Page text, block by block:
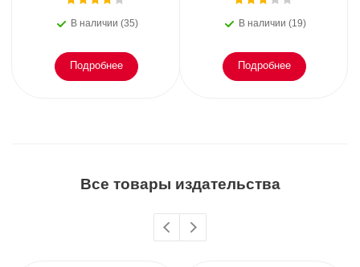
В наличии (35)
Подробнее
В наличии (19)
Подробнее
Все товары издательства